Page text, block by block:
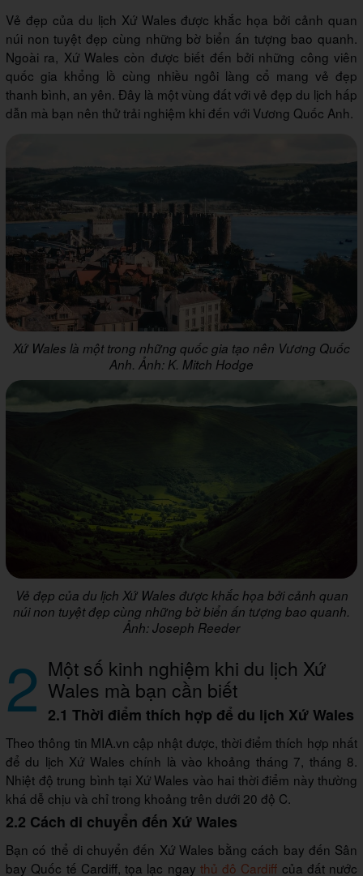
Vẻ đẹp của du lịch Xứ Wales được khắc họa bởi cảnh quan
núi non tuyệt đẹp cùng những bờ biển ấn tượng bao quanh.
Ngoài ra, Xứ Wales còn được biết đến bởi những công viên
quốc gia khổng lồ cùng nhiều ngôi làng cổ mang vẻ đẹp
thanh bình, an yên. Đây là một vùng đất với vẻ đẹp du lịch hấp
dẫn mà bạn nên thử trải nghiệm khi đến với Vương Quốc Anh.
Xứ Wales là một trong những quốc gia tạo nên Vương Quốc
Anh. Ảnh: K. Mitch Hodge
Vẻ đẹp của du lịch Xứ Wales được khắc họa bởi cảnh quan
núi non tuyệt đẹp cùng những bờ biển ấn tượng bao quanh.
Ảnh: Joseph Reeder
2 Một số kinh nghiệm khi du lịch Xứ
Wales mà bạn cần biết
2.1 Thời điểm thích hợp để du lịch Xứ Wales
Theo thông tin MIA.vn cập nhật được, thời điểm thích hợp nhất
để du lịch Xứ Wales chính là vào khoảng tháng 7, tháng 8.
Nhiệt độ trung bình tại Xứ Wales vào hai thời điểm này thường
khá dễ chịu và chỉ trong khoảng trên dưới 20 độ C.
2.2 Cách di chuyển đến Xứ Wales
Bạn có thể di chuyển đến Xứ Wales bằng cách bay đến Sân
bay Quốc tế Cardiff, tọa lạc ngay thủ đô Cardiff của đất nước